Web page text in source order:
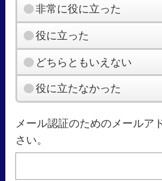
非常に役に立った
役に立った
どちらともいえない
役に立たなかった
メール認証のためのメールア
さい。